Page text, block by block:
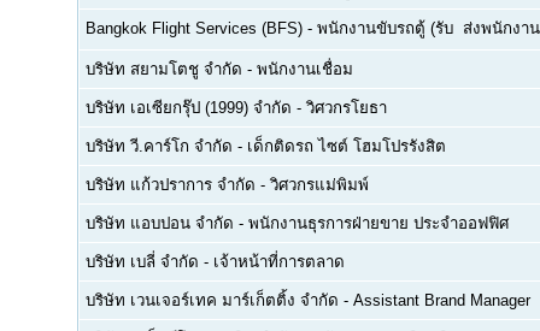
Bangkok Flight Services (BFS) - พนักงานขับรถตู้ (รับ  ส่งพนักงา
บริษัท สยามโตชู จำกัด - พนักงานเชื่อม
บริษัท เอเซียกรุ๊ป (1999) จำกัด - วิศวกรโยธา
บริษัท วี.คาร์โก จำกัด - เด็กติดรถ ไซต์ โฮมโปรรังสิต
บริษัท แก้วปราการ จำกัด - วิศวกรแม่พิมพ์
บริษัท แอบปอน จำกัด - พนักงานธุรการฝ่ายขาย ประจำออฟฟิศ
บริษัท เบลี่ จำกัด - เจ้าหน้าที่การตลาด
บริษัท เวนเจอร์เทค มาร์เก็ตติ้ง จำกัด - Assistant Brand Manager